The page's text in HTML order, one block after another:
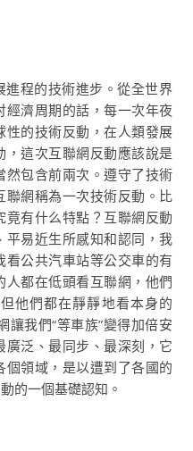
程的技術進步。從全世界
濟周期的話，每一次年夜
性的技術反動，在人類發展
這次互聯網反動應該說是
包含前兩次。遵守了技術
聯網稱為一次技術反動。比
有什么特點？互聯網反動
平易近生所感知和認同，我
公共汽車站等公交車的有
都在低頭看互聯網，他們
他們都在靜靜地看本身的
讓我們“等車族”變得加倍安
泛、最同步、最深刻，它
領域，是以遭到了各國的
的一個基礎認知。